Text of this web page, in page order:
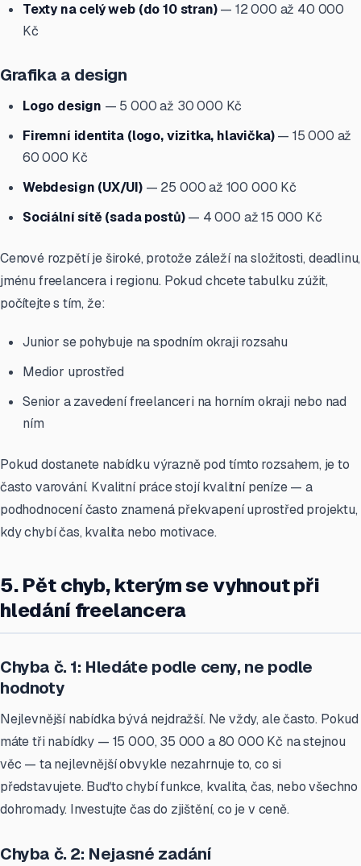
Texty na celý web (do 10 stran)— 12 000 až 40 000
Kč
Grafika a design
Logo design — 5 000 až 30 000 Kč
Firemní identita (logo, vizitka, hlavička)— 15 000 až
60 000 Kč
Webdesign (UX/UI)— 25 000 až 100 000 Kč
Sociální sítě (sada postů)— 4 000 až 15 000 Kč
Cenové rozpětí je široké, protože záleží na složitosti, deadlinu,
jménu freelancera i regionu. Pokud chcete tabulku zúžit,
počítejte s tím, že:
Junior se pohybuje na spodním okraji rozsahu
Medior uprostřed
Senior a zavedení freelanceri na horním okraji nebo nad
ním
Pokud dostanete nabídku výrazně pod tímto rozsahem, je to
často varování. Kvalitní práce stojí kvalitní peníze — a
podhodnocení často znamená překvapení uprostřed projektu,
kdy chybí čas, kvalita nebo motivace.
5. Pět chyb, kterým se vyhnout při
hledání freelancera
Chyba č. 1: Hledáte podle ceny, ne podle
hodnoty
Nejlevnější nabídka bývá nejdražší. Ne vždy, ale často. Pokud
máte tři nabídky — 15 000, 35 000 a 80 000 Kč na stejnou
věc — ta nejlevnější obvykle nezahrnuje to, co si
představujete. Buďto chybí funkce, kvalita, čas, nebo všechno
dohromady. Investujte čas do zjištění, co je v ceně.
Chyba č. 2: Nejasné zadání